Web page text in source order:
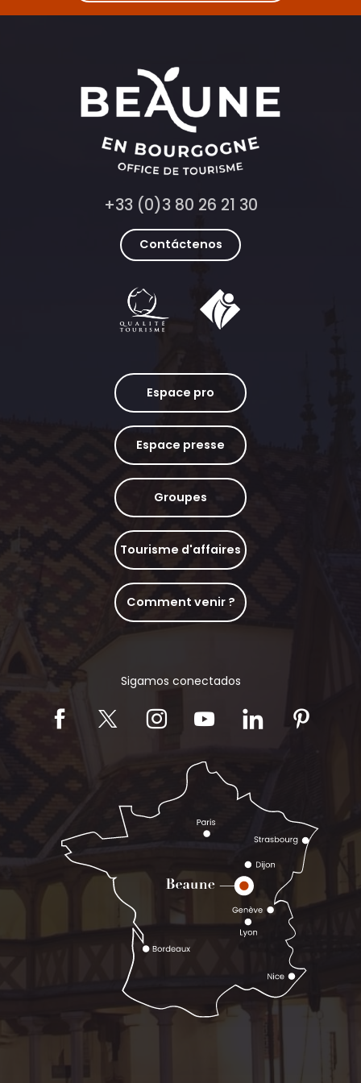
+33 (0)3 80 26 21 30
Contáctenos
Espace pro
Espace presse
Groupes
Tourisme d'affaires
Comment venir ?
Sigamos conectados